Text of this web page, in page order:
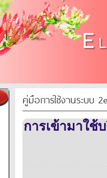
คู่มือการใช้งานระบบ
การเข้ามาใช้